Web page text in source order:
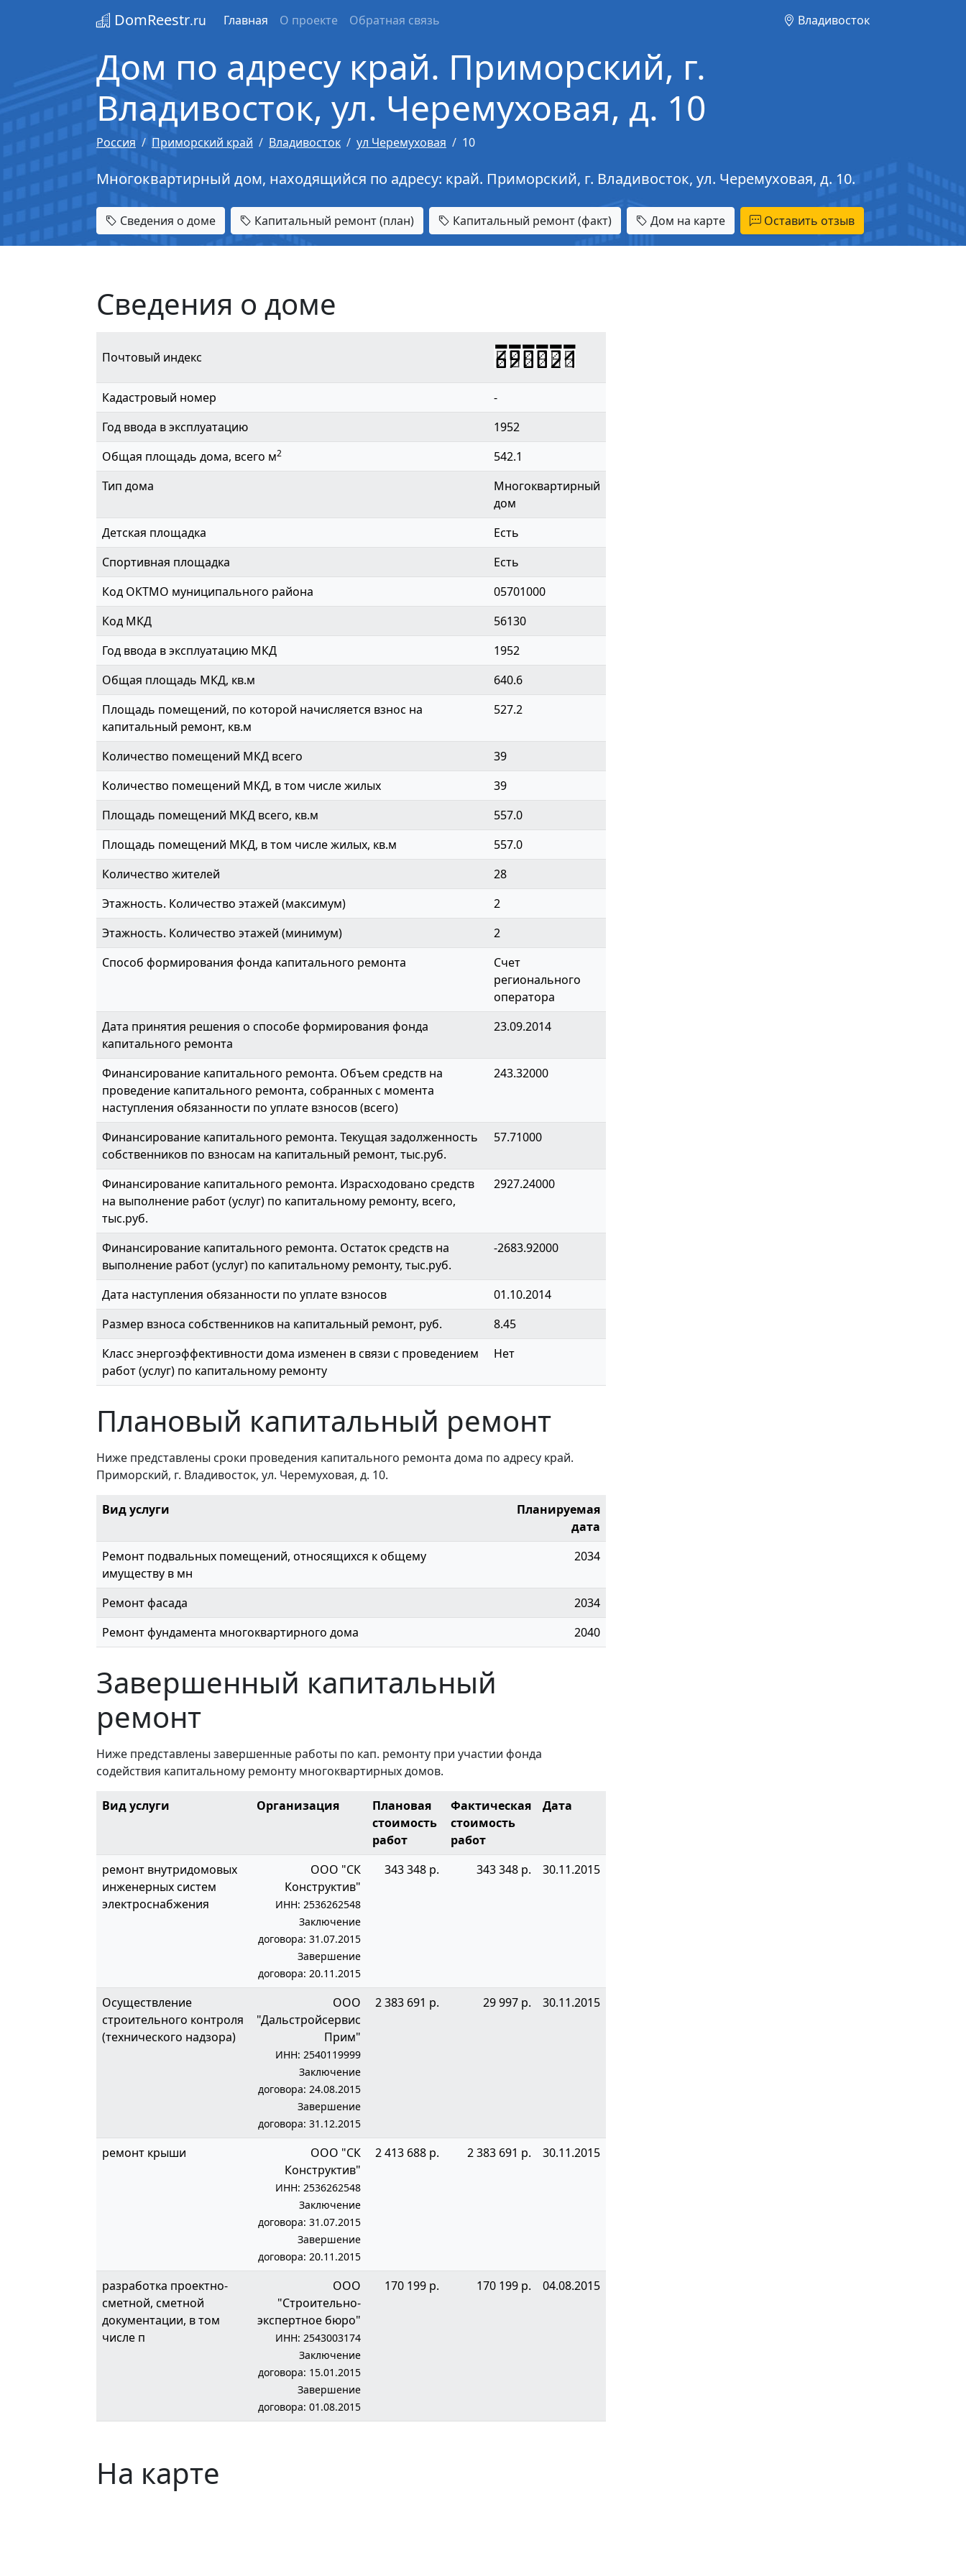
DomReestr.ru Главная О проекте Обратная связь Владивосток
Дом по адресу край. Приморский, г.
Владивосток, ул. Черемуховая, д. 10
Россия Приморский край Владивосток ул Черемуховая 10
Многоквартирный дом, находящийся по адресу: край. Приморский, г. Владивосток, ул. Черемуховая, д. 10.
Сведения о доме Капитальный ремонт (план) Капитальный ремонт (факт) Дом на карте Оставить отзыв
Сведения о доме
Почтовый индекс 690021
Кадастровый номер
-
Год ввода в эксплуатацию
1952
Общая площадь дома, всего м2
542.1
Тип дома
Многоквартирный
дом
Детская площадка
Есть
Спортивная площадка
Есть
Код ОКТМО муниципального района
05701000
Код МКД
56130
Год ввода в эксплуатацию МКД
1952
Общая площадь МКД, кв.м
640.6
Площадь помещений, по которой начисляется взнос на
капитальный ремонт, кв.м
527.2
Количество помещений МКД всего
39
Количество помещений МКД, в том числе жилых
39
Площадь помещений МКД всего, кв.м
557.0
Площадь помещений МКД, в том числе жилых, кв.м
557.0
Количество жителей
28
Этажность. Количество этажей (максимум)
2
Этажность. Количество этажей (минимум)
2
Способ формирования фонда капитального ремонта
Счет
регионального
оператора
Дата принятия решения о способе формирования фонда
капитального ремонта
23.09.2014
Финансирование капитального ремонта. Объем средств на
проведение капитального ремонта, собранных с момента
наступления обязанности по уплате взносов (всего)
243.32000
Финансирование капитального ремонта. Текущая задолженность
собственников по взносам на капитальный ремонт, тыс.руб.
57.71000
Финансирование капитального ремонта. Израсходовано средств
на выполнение работ (услуг) по капитальному ремонту, всего,
тыс.руб.
2927.24000
Финансирование капитального ремонта. Остаток средств на
выполнение работ (услуг) по капитальному ремонту, тыс.руб.
-2683.92000
Дата наступления обязанности по уплате взносов
01.10.2014
Размер взноса собственников на капитальный ремонт, руб.
8.45
Класс энергоэффективности дома изменен в связи с проведением
работ (услуг) по капитальному ремонту
Нет
Плановый капитальный ремонт
Ниже представлены сроки проведения капитального ремонта дома по адресу край.
Приморский, г. Владивосток, ул. Черемуховая, д. 10.
Вид услуги
Планируемая
дата
Ремонт подвальных помещений, относящихся к общему
имуществу в мн
2034
Ремонт фасада
2034
Ремонт фундамента многоквартирного дома
2040
Завершенный капитальный
ремонт
Ниже представлены завершенные работы по кап. ремонту при участии фонда
содействия капитальному ремонту многоквартирных домов.
Вид услуги Организация
Плановая
стоимость
работ
Фактическая
стоимость
работ
Дата
ремонт внутридомовых
инженерных систем
электроснабжения
ООО "СК
Конструктив"
ИНН: 2536262548
Заключение
договора: 31.07.2015
Завершение
договора: 20.11.2015
343 348 р. 343 348 р. 30.11.2015
Осуществление
строительного контроля
(технического надзора)
ООО
"Дальстройсервис
Прим"
ИНН: 2540119999
Заключение
договора: 24.08.2015
Завершение
договора: 31.12.2015
2 383 691 р. 29 997 р. 30.11.2015
ремонт крыши
ООО "СК
Конструктив"
ИНН: 2536262548
Заключение
договора: 31.07.2015
Завершение
договора: 20.11.2015
2 413 688 р. 2 383 691 р. 30.11.2015
разработка проектно-
сметной, сметной
документации, в том
числе п
ООО
"Строительно-
экспертное бюро"
ИНН: 2543003174
Заключение
договора: 15.01.2015
Завершение
договора: 01.08.2015
170 199 р. 170 199 р. 04.08.2015
На карте